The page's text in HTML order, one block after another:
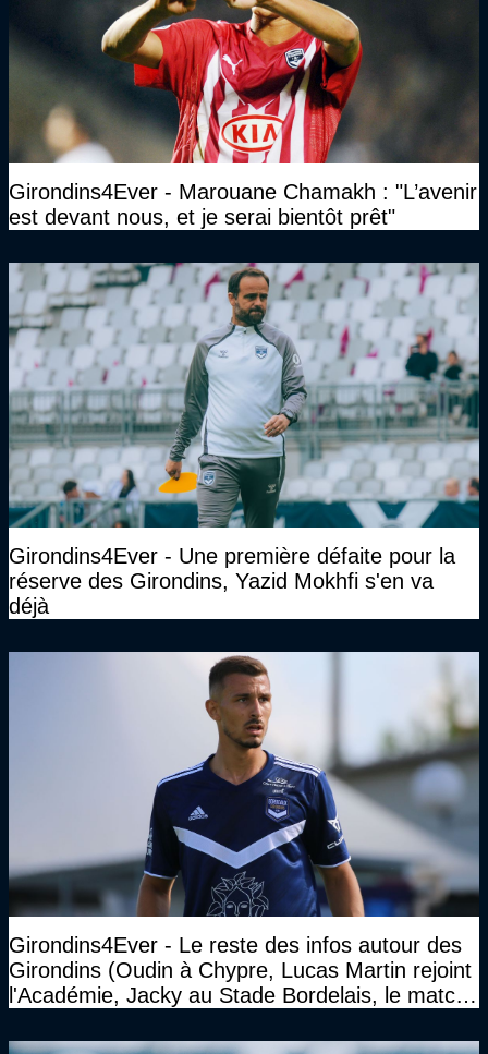
Girondins4Ever - Marouane Chamakh : "L’avenir
est devant nous, et je serai bientôt prêt"
Girondins4Ever - Une première défaite pour la
réserve des Girondins, Yazid Mokhfi s'en va
déjà
Girondins4Ever - Le reste des infos autour des
Girondins (Oudin à Chypre, Lucas Martin rejoint
l'Académie, Jacky au Stade Bordelais, le match